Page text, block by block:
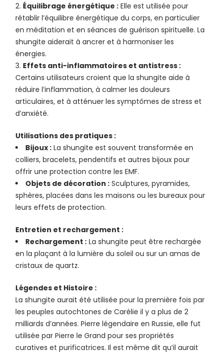
Équilibrage énergétique : Elle est utilisée pour
rétablir l’équilibre énergétique du corps, en particulier
en méditation et en séances de guérison spirituelle. La
shungite aiderait à ancrer et à harmoniser les
énergies.
Effets anti-inflammatoires et antistress :
Certains utilisateurs croient que la shungite aide à
réduire l’inflammation, à calmer les douleurs
articulaires, et à atténuer les symptômes de stress et
d’anxiété.
Utilisations des pratiques :
Bijoux : La shungite est souvent transformée en
colliers, bracelets, pendentifs et autres bijoux pour
offrir une protection contre les EMF.
Objets de décoration : Sculptures, pyramides,
sphères, placées dans les maisons ou les bureaux pour
leurs effets de protection.
Entretien et rechargement :
Rechargement : La shungite peut être rechargée
en la plaçant à la lumière du soleil ou sur un amas de
cristaux de quartz.
Légendes et Histoire :
La shungite aurait été utilisée pour la première fois par
les peuples autochtones de Carélie il y a plus de 2
milliards d’années. Pierre légendaire en Russie, elle fut
utilisée par Pierre le Grand pour ses propriétés
curatives et purificatrices. Il est même dit qu’il aurait